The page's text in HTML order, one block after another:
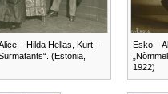
– Hilda Hellas, Kurt –
(Estonia,
Esko –
1922)